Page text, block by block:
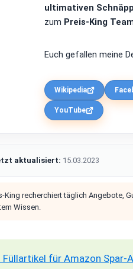
ultimativen
zum Preis-King
Euch gefallen meine
Wikipedia
YouTube
aktualisiert: 15.03.2023
King recherchiert täglich Angebote,
Wissen.
für Amazon Spar-